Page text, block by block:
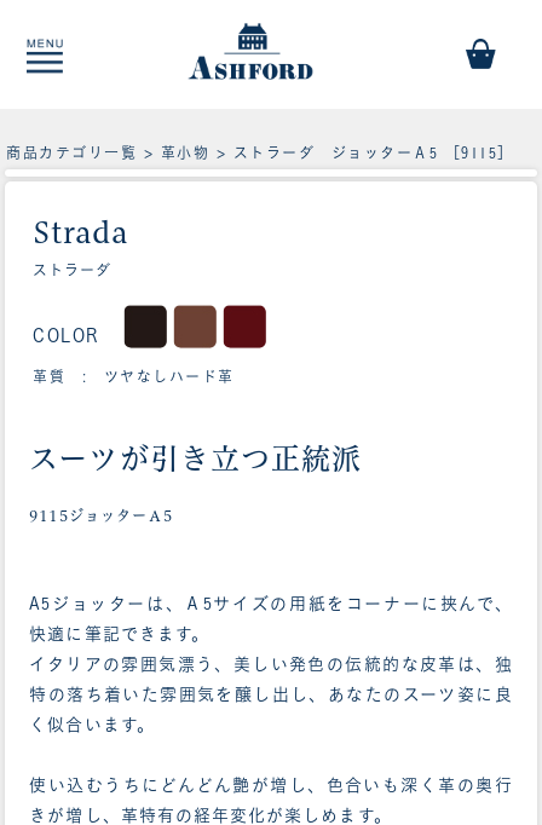
商品カテゴリ一覧 > 革小物 > ストラーダ ジョッターＡ5 ［9115］
Strada
ストラーダ
COLOR
革質 : ツヤなしハード革
スーツが引き立つ正統派
9115ジョッターＡ5
A5ジョッターは、Ａ5サイズの用紙をコーナーに挟んで、
快適に筆記できます。
イタリアの雰囲気漂う、美しい発色の伝統的な皮革は、独
特の落ち着いた雰囲気を醸し出し、あなたのスーツ姿に良
く似合います。
使い込むうちにどんどん艶が増し、色合いも深く革の奥行
きが増し、革特有の経年変化が楽しめます。